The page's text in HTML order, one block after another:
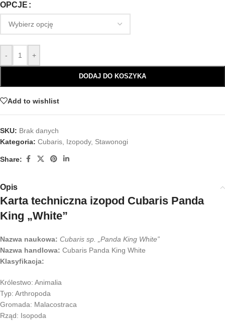
OPCJE
- +
DODAJ DO KOSZYKA
Add to wishlist
SKU: Brak danych
Kategoria: Cubaris Izopody, Stawonogi
Share:
Opis
Karta techniczna izopod Cubaris Panda
King „White”
Nazwa naukowa: Cubaris sp. „Panda King White”
Nazwa handlowa: Cubaris Panda King White
Klasyfikacja:
Królestwo: Animalia
Typ: Arthropoda
Gromada: Malacostraca
Rząd: Isopoda